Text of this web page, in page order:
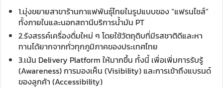
1.มุ่งขยายสาขาร้านกาแฟพันธุ์ไทยในรูปแบบของ “แฟรนไชส์”
ทั้งภายในและนอกสถานีบริการน้ำมัน PT
2.รังสรรค์เครื่องดื่มใหม่ ๆ โดยใช้วัตถุดิบที่มีรสชาติดีและหา
ทานได้ยากจากทั่วทุกภูมิภาคของประเทศไทย
3.เน้น Delivery Platform ให้มากขึ้น ทั้งนี้ เพื่อเพิ่มการรับรู้
(Awareness) การมองเห็น (Visibility) และการเข้าถึงแบรนด์
ของลูกค้า (Accessibility)